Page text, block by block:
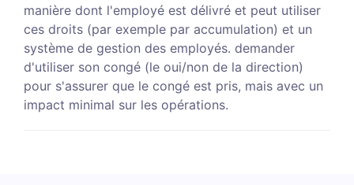
manière dont l'employé est délivré et peut utiliser
ces droits (par exemple par accumulation) et un
système de gestion des employés. demander
d'utiliser son congé (le oui/non de la direction)
pour s'assurer que le congé est pris, mais avec un
impact minimal sur les opérations.